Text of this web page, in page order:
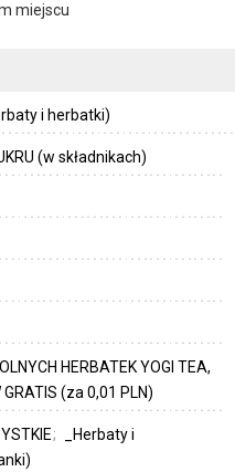
miejscu
i herbatki)
(w składnikach)
HERBATEK YOGI TEA,
(za 0,01 PLN)
_Herbaty i